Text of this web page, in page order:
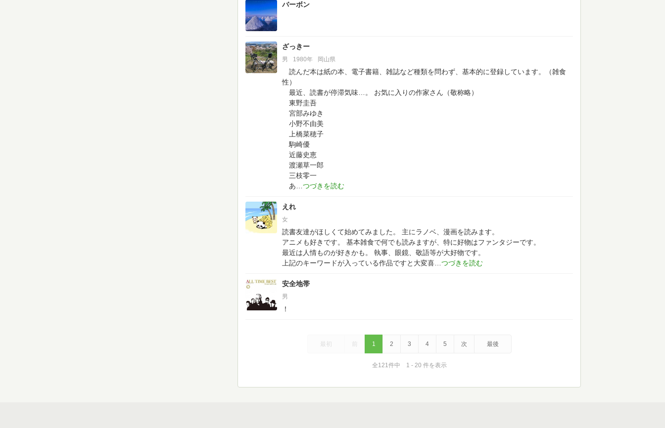
バーボン
ざっきー
男 1980年 岡山県
読んだ本は紙の本、電子書籍、雑誌など種類を問わず、基本的に登録しています。（雑食
性）
最近、読書が停滞気味…。
お気に入りの作家さん（敬称略）
東野圭吾
宮部みゆき
小野不由美
上橋菜穂子
駒崎優
近藤史恵
渡瀬草一郎
三枝零一
あ
えれ
女
読書友達がほしくて始めてみました。
主にラノベ、漫画を読みます。
アニメも好きです。
基本雑食で何でも読みますが、特に好物はファンタジーです。
最近は人情ものが好きかも。
執事、眼鏡、敬語等が大好物です。
上記のキーワードが入っている作品ですと大変喜
安全地帯
男
！
最初 前 1 2 3 4 5 次 最後
全121件中 1 - 20 件を表示